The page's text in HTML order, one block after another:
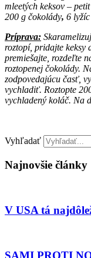
mleetých keksov –
200 g čokolády, 6
Príprava:
roztopí, pridajte keksy
premiešajte, rozdeľte
roztopenej čokolády.
zodpovedajúcu časť,
vychladiť. Roztopte
vychladený koláč. Na
Vyhľadať
Najnovšie články
V USA tá